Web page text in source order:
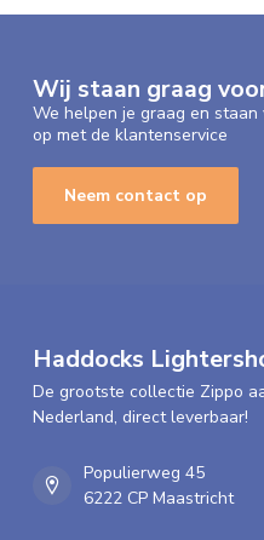
Wij staan graag
We helpen je graag en
op met de klantenservice
Neem contact op
Haddocks
De grootste collectie Zippo
Nederland, direct leverbaar!
Populierweg 45
6222 CP Maastricht